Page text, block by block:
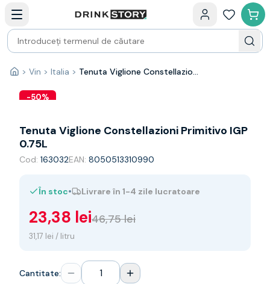
Bauturi fine — selectie
Produse Noi
Cosuri cadou
Pachete & Cadouri
Vin
Tamaioasa
Franta
Spania
Africa de Sud
Germania
Noua Zeelanda
Spumante
Acasă
> Vin > Italia > Tenuta Viglione Constellazioni Primitivo IGP 0.75L
-50%
Tenuta Viglione Constellazioni Primitivo IGP
0.75L
Cod: 163032EAN: 8050513310990
În stoc• Livrare în 1-4 zile lucratoare
23,38 lei46,75 lei
31,17 lei / litru
Cantitate: